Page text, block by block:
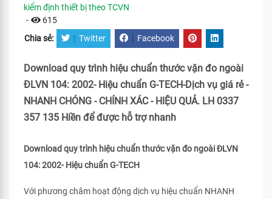
kiểm định thiết bị theo TCVN
-
615
Chia sẻ: | Twitter | Facebook
Download quy trình hiệu chuẩn thước vặn đo ngoài
ĐLVN 104: 2002- Hiệu chuẩn G-TECH-Dịch vụ giá rẻ -
NHANH CHÓNG - CHÍNH XÁC - HIỆU QUẢ. LH 0337
357 135 Hiền để được hỗ trợ nhanh
Download quy trình hiệu chuẩn thước vặn đo ngoài ĐLVN
104: 2002- Hiệu chuẩn G-TECH
Với phương châm hoạt động dịch vụ hiệu chuẩn NHANH